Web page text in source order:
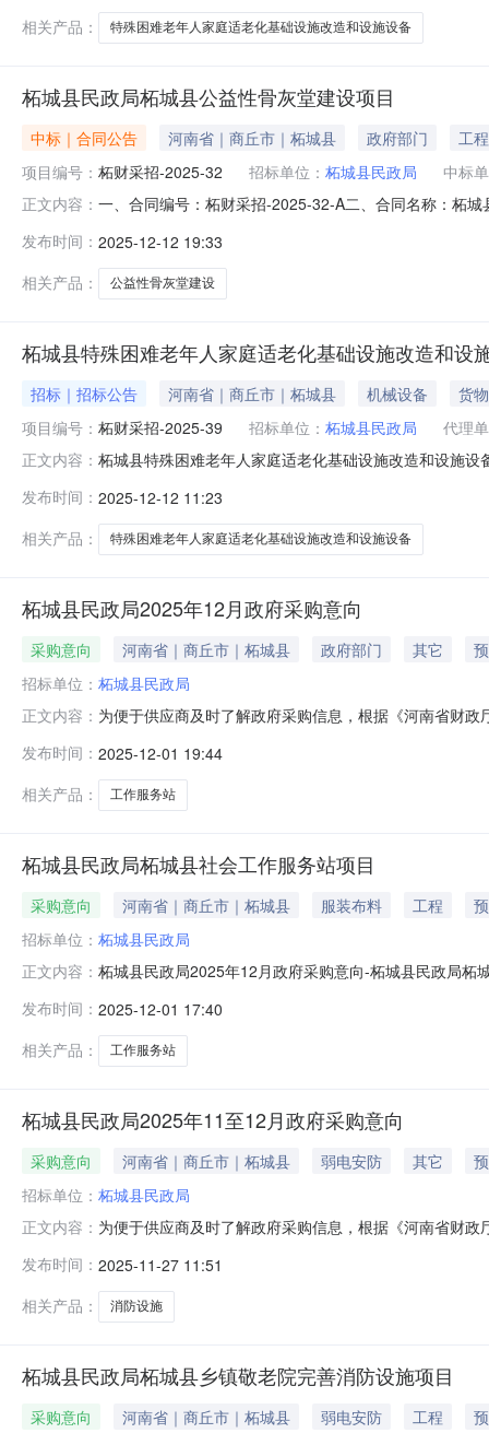
省政府采购网》、
相关产品：
特殊困难老年人家庭适老化基础设施改造和设施设备
柘城县民政局柘城县公益性骨灰堂建设项目
中标｜合同公告 河南省｜商丘市｜柘城县 政府部门
工程
项目编号： 柘财采招-2025-32 招标单位： 柘城县民政局
中标
正文内容： 一、合同编号：柘财采招-2025-32-A二、合同名称：柘
址：安阳市联系人：肖天增联系方式：18530875111六
发布时间： 2025-12-12 19:33
相关产品：
公益性骨灰堂建设
柘城县特殊困难老年人家庭适老化基础设施改造和设
招标｜招标公告 河南省｜商丘市｜柘城县 机械设备
货物
项目编号： 柘财采招-2025-39 招标单位： 柘城县民政局
代理
正文内容： 柘城县特殊困难老年人家庭适老化基础设施改造和设施
县特殊困难老年人家庭适老化基础设施改造和设施设备
（元）包最高限价（
发布时间： 2025-12-12 11:23
相关产品：
特殊困难老年人家庭适老化基础设施改造和设施设备
柘城县民政局2025年12月政府采购意向
采购意向 河南省｜商丘市｜柘城县 政府部门 其它
招标单位： 柘城县民政局
正文内容： 为便于供应商及时了解政府采购信息，根据《河南省财
会工作服务站22个260.002025年12月本次公开的采购意
项审批表.pdf
发布时间： 2025-12-01 19:44
相关产品：
工作服务站
柘城县民政局柘城县社会工作服务站项目
采购意向 河南省｜商丘市｜柘城县 服装布料 工程
招标单位： 柘城县民政局
正文内容： 柘城县民政局2025年12月政府采购意向-柘城县民政局柘
工作服务站22个预计采购时间：2025-12备注：本次公
发布时间： 2025-12-01 17:40
相关产品：
工作服务站
柘城县民政局2025年11至12月政府采购意向
采购意向 河南省｜商丘市｜柘城县 弱电安防 其它
招标单位： 柘城县民政局
正文内容： 为便于供应商及时了解政府采购信息，根据《河南省财
老院、岗王镇敬老院、洪恩乡敬老院、远襄镇敬老院、
步安排，具体采购项目情况
发布时间： 2025-11-27 11:51
相关产品：
消防设施
柘城县民政局柘城县乡镇敬老院完善消防设施项目
采购意向 河南省｜商丘市｜柘城县 弱电安防 工程